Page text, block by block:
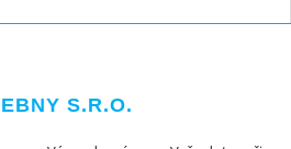
S.R.O.